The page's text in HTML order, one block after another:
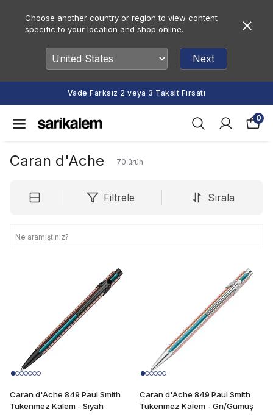
Choose another country or region to view content
specific to your location and shop online.
Next
Vade Farksız 2 veya 3 Taksit Fırsatı
0
Caran d'Ache 70 ürün
Filtrele Sırala
Caran d'Ache 849 Paul Smith
Tükenmez Kalem - Siyah
Caran d'Ache 849 Paul Smith
Tükenmez Kalem - Gri/Gümüş